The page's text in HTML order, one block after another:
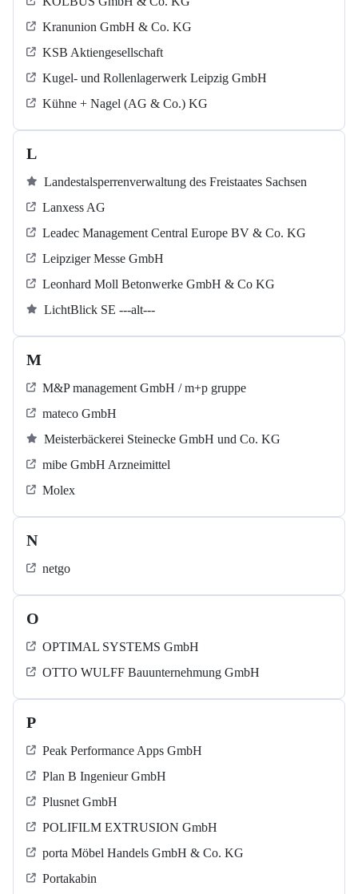
Kranunion GmbH & Co. KG
KSB Aktiengesellschaft
Kugel‐ und Rollenlagerwerk Leipzig GmbH
Kühne + Nagel (AG & Co.) KG
L
Landestalsperrenverwaltung des Freistaates Sachsen
Lanxess AG
Leadec Management Central Europe BV & Co. KG
Leipziger Messe GmbH
Leonhard Moll Betonwerke GmbH & Co KG
LichtBlick SE ---alt---
M
M&P management GmbH / m+p gruppe
mateco GmbH
Meisterbäckerei Steinecke GmbH und Co. KG
mibe GmbH Arzneimittel
Molex
N
netgo
O
OPTIMAL SYSTEMS GmbH
OTTO WULFF Bauunternehmung GmbH
P
Peak Performance Apps GmbH
Plan B Ingenieur GmbH
Plusnet GmbH
POLIFILM EXTRUSION GmbH
porta Möbel Handels GmbH & Co. KG
Portakabin